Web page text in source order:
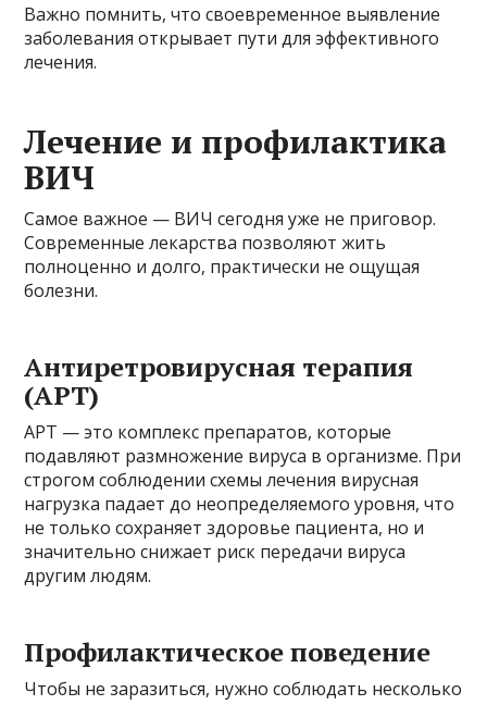
Важно помнить, что своевременное выявление
заболевания открывает пути для эффективного
лечения.
Лечение и профилактика
ВИЧ
Самое важное — ВИЧ сегодня уже не приговор.
Современные лекарства позволяют жить
полноценно и долго, практически не ощущая
болезни.
Антиретровирусная терапия
(АРТ)
АРТ — это комплекс препаратов, которые
подавляют размножение вируса в организме. При
строгом соблюдении схемы лечения вирусная
нагрузка падает до неопределяемого уровня, что
не только сохраняет здоровье пациента, но и
значительно снижает риск передачи вируса
другим людям.
Профилактическое поведение
Чтобы не заразиться, нужно соблюдать несколько